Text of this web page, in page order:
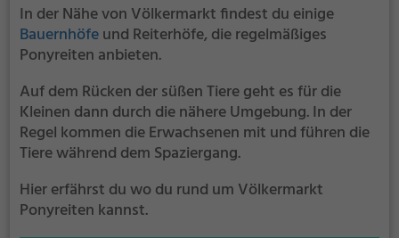
In der Nähe von Völkermarkt findest du einige
Bauernhöfeund Reiterhöfe, die regelmäßiges
Ponyreiten anbieten.
Auf dem Rücken der süßen Tiere geht es für die
Kleinen dann durch die nähere Umgebung. In der
Regel kommen die Erwachsenen mit und führen die
Tiere während dem Spaziergang.
Hier erfährst du wo du rund um Völkermarkt
Ponyreiten kannst.